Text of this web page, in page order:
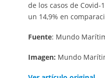
de los casos de Covid-
un 14,9% en
Fuente: Mundo
Imagen: Mundo